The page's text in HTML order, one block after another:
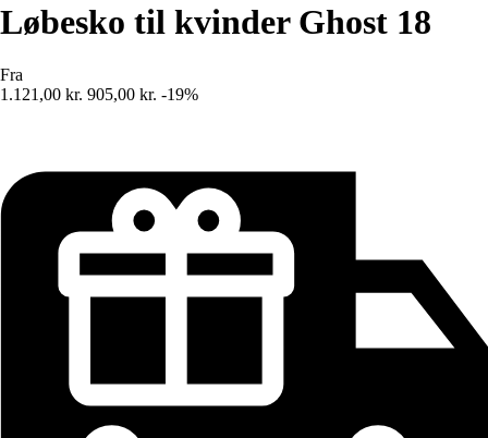
Løbesko til kvinder Ghost 18
Fra
1.121,00 kr. 905,00 kr. -19%